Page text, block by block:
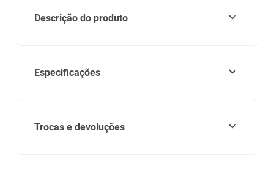
Descrição do produto
Especificações
Trocas e devoluções